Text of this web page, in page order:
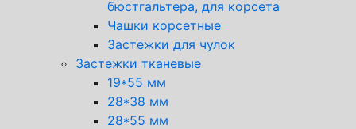
бюстгальтера, для корсета
Чашки корсетные
Застежки для чулок
Застежки тканевые
19*55 мм
28*38 мм
28*55 мм